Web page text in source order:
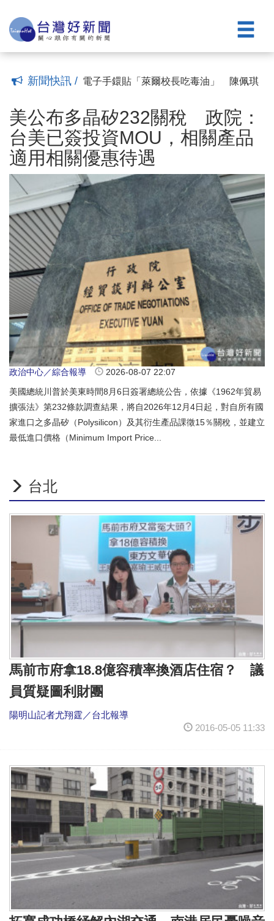
新聞快訊 /
不消失
黨：要求藍白政治人物為當年詆毀防疫團
隊道歉
中颱白海豚海警發布 對台灣北部海面將
構成威脅
雙十連假離島機票 8/10上午9時開放訂位
(12:26)
中颱白海豚逼近 氣象署預計14：30發海
洋嗆「別亂貼青鳥標籤」(21:58)
電子手鐶貼「萊爾校長吃毒油」 陳佩琪
每一張都好看(18:13)
投資MOU，相關產品適用相關優惠待遇
(22:07)
買BNT疫苗遭詐10.6億元被控態度消極
慈濟託律師再聲明：採取必要法律措施捍
衛捐款大眾權益(21:24)
東海大學生物科技與應用微生物領域奪全
球第28名 並榮登全台第一(20:50)
慈濟採購BNT疫苗遭詐10.6億元 陳時中
遺憾：真相或許不會很快被看見，但也永
不消失(20:30)
慈濟採購新冠疫苗遭騙10.6億元 民進
黨：要求藍白政治人物為當年詆毀防疫團
隊道歉 (16:30)
中颱白海豚海警發布 對台灣北部海面將
構成威脅
雙十連假離島機票 8/10上午9時開放訂位
(12:26)
中颱白海豚逼近 氣象署預計14：30發海
警 (10:57)
東發號遭洗負評！徐巧芯扯大罷免 沈伯
洋嗆「別亂貼青鳥標籤」 (21:58)
電子手鐶貼「萊爾校長吃毒油」 陳佩琪
放閃祝柯文哲67歲生日：羞辱性極強，但
每一張都好看
(18:13)
美公布多晶矽232關稅 政院：
台美已簽投資MOU，相關產品
適用相關優惠待遇
政治中心／綜合報導
2026-08-07 22:07
美國總統川普於美東時間8月6日簽署總統公告，依據《1962年貿易
擴張法》第232條款調查結果，將自2026年12月4日起，對自所有國
家進口之多晶矽（Polysilicon）及其衍生產品課徵15％關稅，並建立
最低進口價格（Minimum Import Price...
台北
馬前市府拿18.8億容積率換酒店住宿？ 議
員質疑圖利財團
陽明山記者尤翔霆／台北報導
2016-05-05 11:33